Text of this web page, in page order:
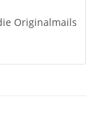
Originalmails